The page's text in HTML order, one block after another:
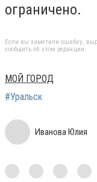
ограничено.
Если вы заметили ошибку,
сообщить об этом редакции
МОЙ ГОРОД
#Уральск
Иванова Юлия